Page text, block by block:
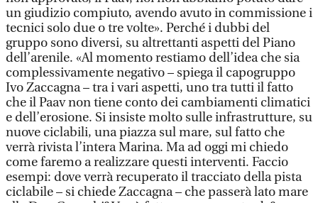
un giudizio compiuto, avendo avuto in commissione i
tecnici solo due o tre volte». Perché i dubbi del
gruppo sono diversi, su altrettanti aspetti del Piano
dell’arenile. «Al momento restiamo dell’idea che sia
complessivamente negativo – spiega il capogruppo
Ivo Zaccagna – tra i vari aspetti, uno tra tutti il fatto
che il Paav non tiene conto dei cambiamenti climatici
e dell’erosione. Si insiste molto sulle infrastrutture, su
nuove ciclabili, una piazza sul mare, sul fatto che
verrà rivista l’intera Marina. Ma ad oggi mi chiedo
come faremo a realizzare questi interventi. Faccio
esempi: dove verrà recuperato il tracciato della pista
ciclabile – si chiede Zaccagna – che passerà lato mare